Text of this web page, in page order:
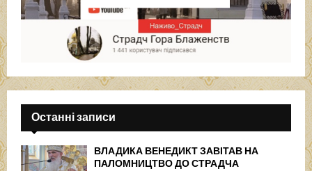
Останні записи
ВЛАДИКА ВЕНЕДИКТ ЗАВІТАВ НА
ПАЛОМНИЦТВО ДО СТРАДЧА